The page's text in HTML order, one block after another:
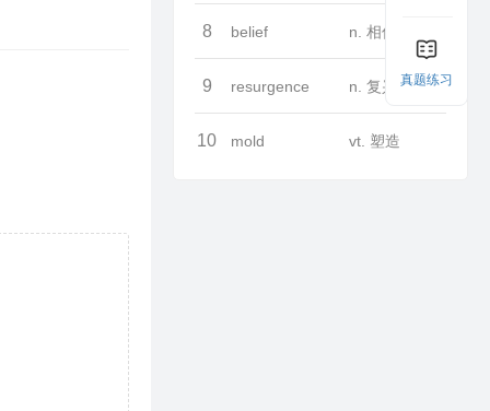
8 belief
9 resurgence n. 复兴
10 mold vt. 塑造
真题练习